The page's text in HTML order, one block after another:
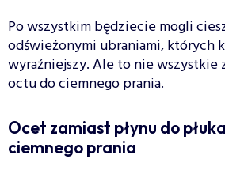
Po wszystkim będziecie mogli
odświeżonymi ubraniami, których
wyraźniejszy. Ale to nie wszystkie
octu do ciemnego prania.
Ocet zamiast płynu do
ciemnego prania